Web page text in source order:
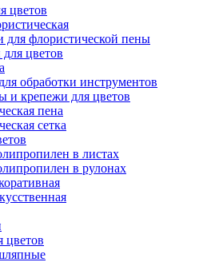
цветов
для флористической пены
цветов
обработки инструментов
и крепежи для цветов
пена
сетка
в листах
в рулонах
цветов